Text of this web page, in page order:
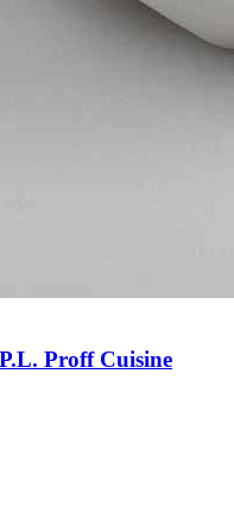
Proff Cuisine